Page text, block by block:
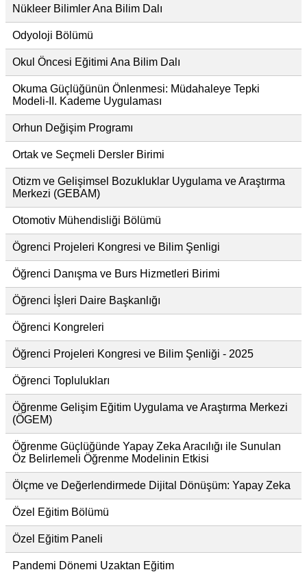
Nükleer Bilimler Ana Bilim Dalı
Odyoloji Bölümü
Okul Öncesi Eğitimi Ana Bilim Dalı
Okuma Güçlüğünün Önlenmesi: Müdahaleye Tepki
Modeli-II. Kademe Uygulaması
Orhun Değişim Programı
Ortak ve Seçmeli Dersler Birimi
Otizm ve Gelişimsel Bozukluklar Uygulama ve Araştırma
Merkezi (GEBAM)
Otomotiv Mühendisliği Bölümü
Ögrenci Projeleri Kongresi ve Bilim Şenligi
Öğrenci Danışma ve Burs Hizmetleri Birimi
Öğrenci İşleri Daire Başkanlığı
Öğrenci Kongreleri
Öğrenci Projeleri Kongresi ve Bilim Şenliği - 2025
Öğrenci Toplulukları
Öğrenme Gelişim Eğitim Uygulama ve Araştırma Merkezi
(ÖGEM)
Öğrenme Güçlüğünde Yapay Zeka Aracılığı ile Sunulan
Öz Belirlemeli Öğrenme Modelinin Etkisi
Ölçme ve Değerlendirmede Dijital Dönüşüm: Yapay Zeka
Özel Eğitim Bölümü
Özel Eğitim Paneli
Pandemi Dönemi Uzaktan Eğitim